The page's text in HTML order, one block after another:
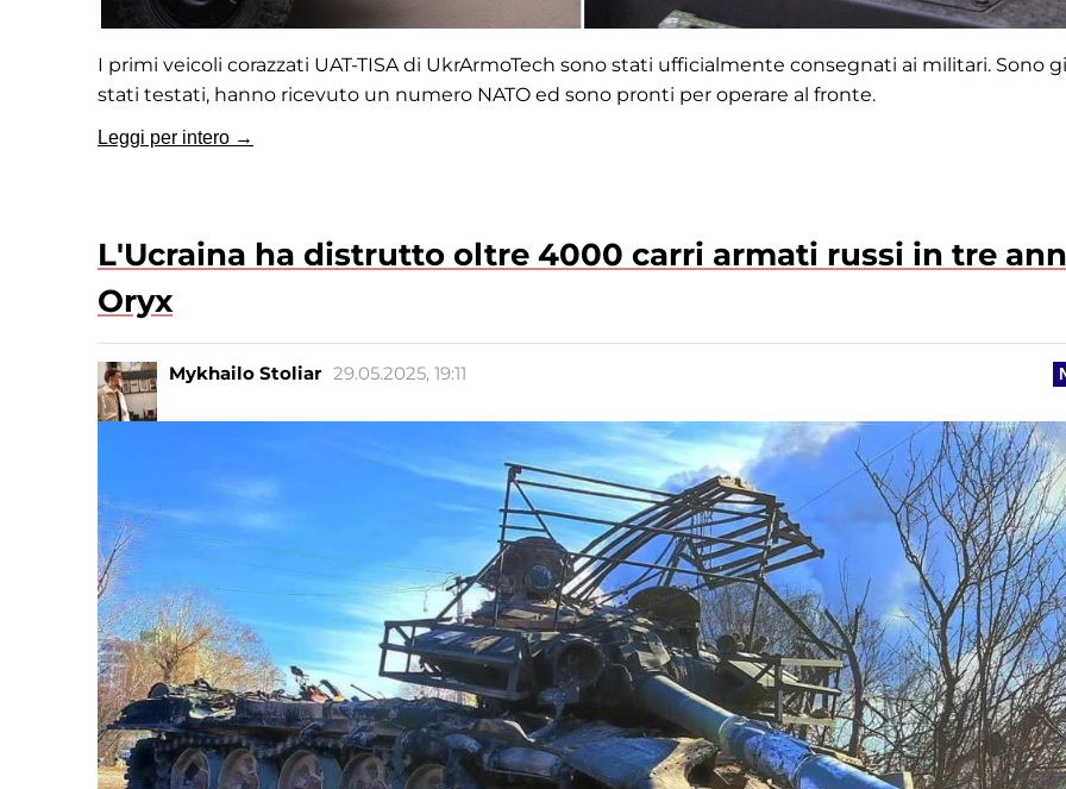
I primi veicoli corazzati UAT-TISA di UkrArmoTech sono stati ufficialmente consegnati ai militari. Sono
stati testati, hanno ricevuto un numero NATO ed sono pronti per operare al fronte.
Leggi per intero →
L'Ucraina ha distrutto oltre 4000 carri armati russi in tre
Oryx
Mykhailo Stoliar 29.05.2025, 19:11